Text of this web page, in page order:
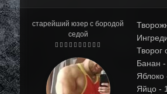
старейший юзер с бородой
седой
Творог
Банан
Яблоко
Яйцо -